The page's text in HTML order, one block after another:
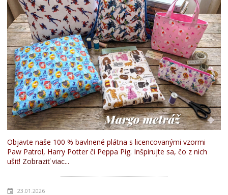
Objavte naše 100 % bavlnené plátna s licencovanými vzormi
Paw Patrol, Harry Potter či Peppa Pig. Inšpirujte sa, čo z nich
ušiť! Zobraziť viac...
23.01.2026